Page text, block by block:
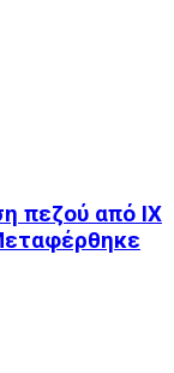
πεζού από ΙΧ